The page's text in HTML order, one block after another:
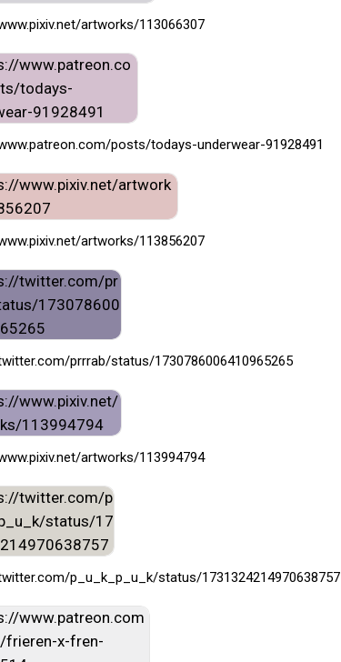
artworks/113066307
posts/todays-underwear-91928491
artworks/113856207
prrrab/status/1730786006410965265
artworks/113994794
p_u_k_p_u_k/status/1731324214970638757